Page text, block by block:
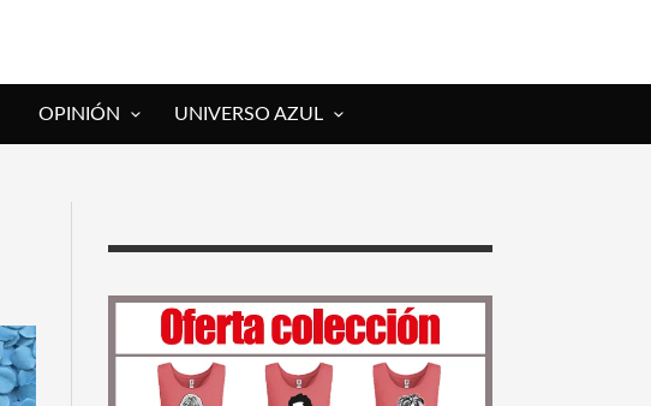
OPINIÓN UNIVERSO AZUL